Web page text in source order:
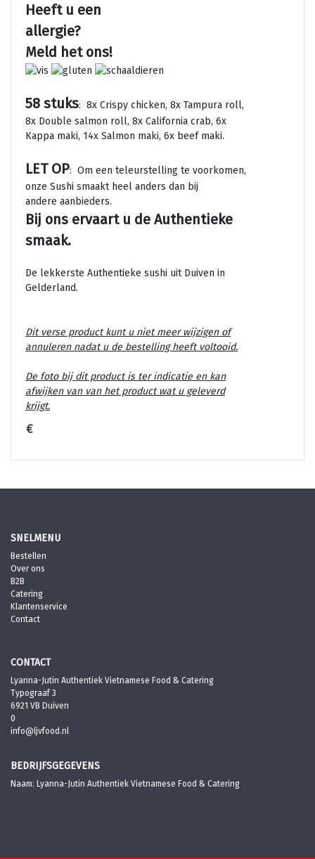
Heeft u een
allergie?
Meld het ons!
58 stuks: 8x Crispy chicken, 8x Tampura roll,
8x Double salmon roll, 8x California crab, 6x
Kappa maki, 14x Salmon maki, 6x beef maki.
LET OP: Om een teleurstelling te voorkomen,
onze Sushi smaakt heel anders dan bij
andere aanbieders.
Bij ons ervaart u de Authentieke
smaak.
De lekkerste Authentieke sushi uit Duiven in
Gelderland.
Dit verse product kunt u niet meer wijzigen of
annuleren nadat u de bestelling heeft voltooid.
De foto bij dit product is ter indicatie en kan
afwijken van van het product wat u geleverd
krijgt.
€
SNELMENU
Bestellen
Over ons
B2B
Catering
Klantenservice
Contact
CONTACT
Lyanna-Jutin Authentiek Vietnamese Food & Catering
Typograaf 3
6921 VB Duiven
0
info@ljvfood.nl
BEDRIJFSGEGEVENS
Naam: Lyanna-Jutin Authentiek Vietnamese Food & Catering